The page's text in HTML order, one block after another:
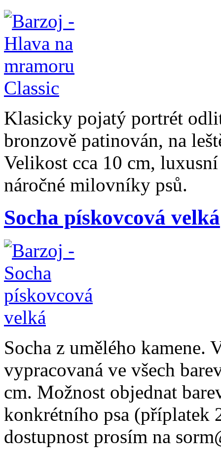
Klasicky pojatý portrét
bronzově patinován, na
Velikost cca 10 cm,
náročné milovníky psů.
Socha pískovcová velká
Socha z umělého kamene.
vypracovaná ve všech
cm. Možnost objednat
konkrétního psa (příplatek
dostupnost prosím na